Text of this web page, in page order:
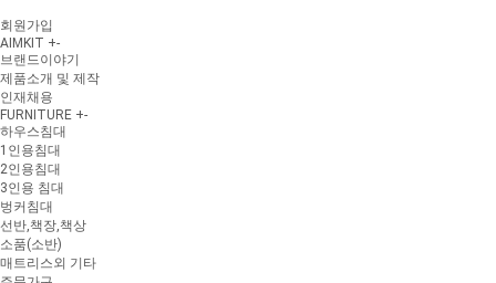
회원가입
AIMKIT +-
브랜드이야기
제품소개 및 제작
인재채용
FURNITURE +-
하우스침대
1인용침대
2인용침대
3인용 침대
벙커침대
선반,책장,책상
소품(소반)
매트리스외 기타